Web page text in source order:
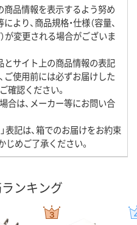
商品情報を表示するよう努め
より、商品規格・仕様（容量、
が変更される場合がございま
とサイト上の商品情報の表記
ご使用前には必ずお届けした
確認ください。
合は、メーカー等にお問い合
表記は、箱でのお届けをお約束
めご了承ください。
ンキング